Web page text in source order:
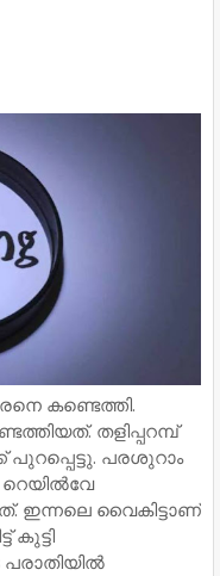
കണ്ടെത്തി.
തളിപ്പറമ്പ്
പുറപ്പെട്ടു. പരശുറാം
ഇന്നലെ വൈകിട്ടാണ്
കുട്ടി
പരാതിയിൽ